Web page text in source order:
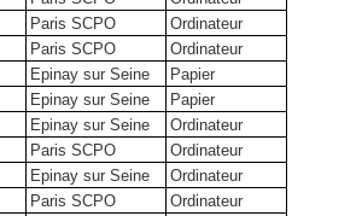
Paris SCPO
Ordinateur
Paris SCPO
Ordinateur
Epinay sur Seine
Papier
Epinay sur Seine
Papier
Epinay sur Seine
Ordinateur
Paris SCPO
Ordinateur
Epinay sur Seine
Ordinateur
Paris SCPO
Ordinateur